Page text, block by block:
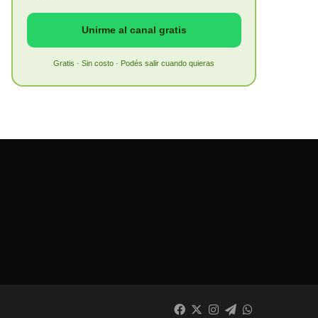
Unirme al canal gratis
Gratis · Sin costo · Podés salir cuando quieras
Facebook
X Instagram
Telegram